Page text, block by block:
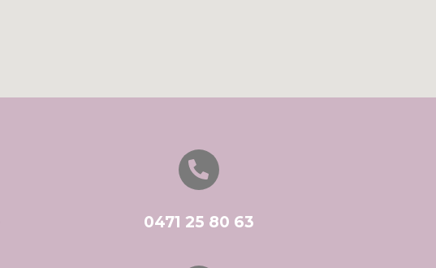
0471 25 80 63